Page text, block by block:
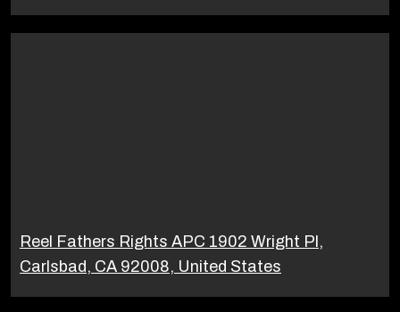
Reel Fathers Rights APC 1902 Wright Pl,
Carlsbad, CA 92008, United States